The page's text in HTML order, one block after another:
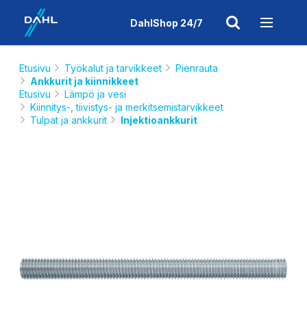
DahlShop 24/7
Etusivu Työkalut ja tarvikkeet
Pienrauta
Ankkurit ja kiinnikkeet
Etusivu
Lämpö ja vesi
Kiinnitys-, tiivistys- ja merkitsemistarvikkeet
Tulpat ja ankkurit
Injektioankkurit